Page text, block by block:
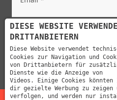
Ich habe gelesen und
datenschutzerklärung
DIESE WEBSITE
DRITTANBIETERN
Diese Website verwendet
Cookies zur Navigation und
von Drittanbietern für
Dienste wie die Anzeige von
Videos. Einige Cookies könnten
dir gezielte Werbung zu
verfolgen, und werden nur